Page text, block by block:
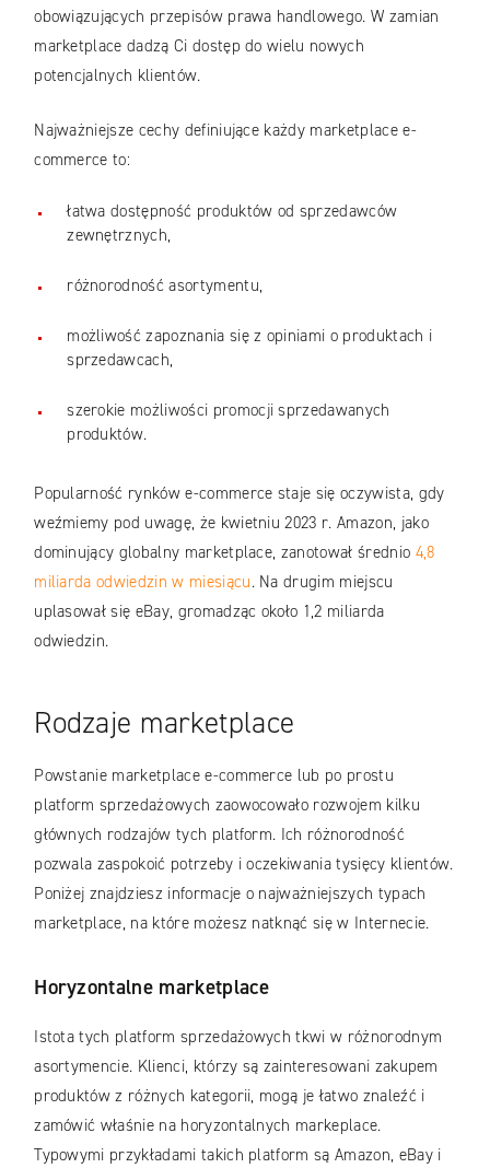
obowiązujących przepisów prawa handlowego. W zamian
marketplace dadzą Ci dostęp do wielu nowych
potencjalnych klientów.
Najważniejsze cechy definiujące każdy marketplace e-
commerce to:
łatwa dostępność produktów od sprzedawców
zewnętrznych,
różnorodność asortymentu,
możliwość zapoznania się z opiniami o produktach i
sprzedawcach,
szerokie możliwości promocji sprzedawanych
produktów.
Popularność rynków e-commerce staje się oczywista, gdy
weźmiemy pod uwagę, że kwietniu 2023 r. Amazon, jako
dominujący globalny marketplace, zanotował średnio 4,8
miliarda odwiedzin w miesiącu. Na drugim miejscu
uplasował się eBay, gromadząc około 1,2 miliarda
odwiedzin.
Rodzaje marketplace
Powstanie marketplace e-commerce lub po prostu
platform sprzedażowych zaowocowało rozwojem kilku
głównych rodzajów tych platform. Ich różnorodność
pozwala zaspokoić potrzeby i oczekiwania tysięcy klientów.
Poniżej znajdziesz informacje o najważniejszych typach
marketplace, na które możesz natknąć się w Internecie.
Horyzontalne marketplace
Istota tych platform sprzedażowych tkwi w różnorodnym
asortymencie. Klienci, którzy są zainteresowani zakupem
produktów z różnych kategorii, mogą je łatwo znaleźć i
zamówić właśnie na horyzontalnych markeplace.
Typowymi przykładami takich platform są Amazon, eBay i